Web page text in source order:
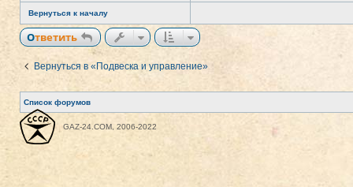
Вернуться к началу
Ответить
Вернуться в «Подвеска и управление»
Список форумов
GAZ-24.COM, 2006-2022